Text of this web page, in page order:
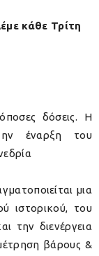
κάθε Τρίτη
δόσεις. Η
έναρξη του
μια
ιστορικού, του
την διενέργεια
βάρους &